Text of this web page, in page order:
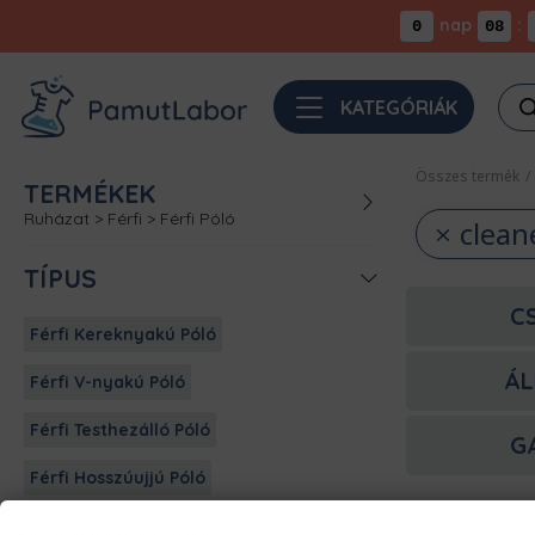
0 nap 08 :
KATEGÓRIÁK
TERMÉKEK
Ruházat > Férfi > Férfi Póló
TÍPUS
Férfi Kereknyakú Póló
Férfi V-nyakú Póló
Férfi Testhezálló Póló
Férfi Hosszúujjú Póló
Összes termék /